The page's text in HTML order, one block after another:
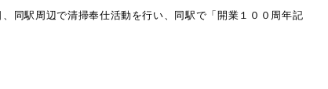
同駅周辺で清掃奉仕活動を行い、同駅で「開業１００周年記